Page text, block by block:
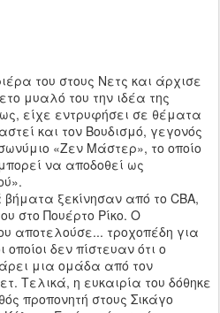
του στους Νετς και άρχισε
μυαλό του την ιδέα της
είχε εντρυφήσει σε θέματα
και τον Βουδισμό, γεγονός
«Ζεν Μάστερ», το οποίο
να αποδοθεί ως
ξεκίνησαν από το CBA,
στο Πουέρτο Ρίκο. Ο
αποτελούσε... τροχοπέδη για
δεν πίστευαν ότι ο
μια ομάδα από τον
Τελικά, η ευκαιρία του δόθηκε
προπονητή στους Σικάγο